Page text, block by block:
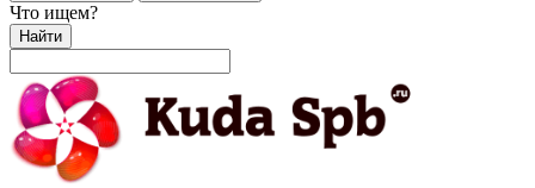
Что ищем?
Найти